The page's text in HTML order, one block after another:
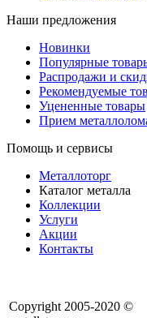
Наши предложения
Новинки
Популярные
Распродажи и
Рекомендуемые
Уцененные товары
Прием
Помощь и сервисы
Металлоторг
Каталог металла
Коллекции
Услуги
Акции
Контакты
Copyright 2005-2020 ©